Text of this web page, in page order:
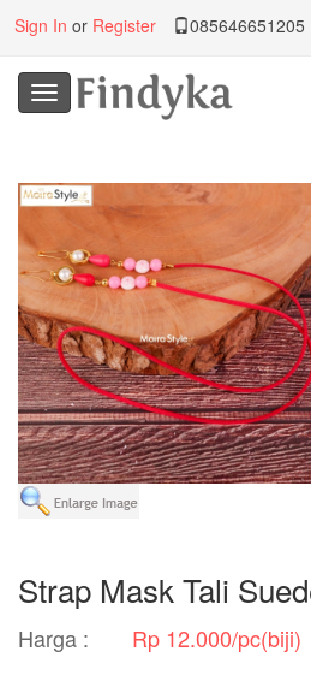
Sign In or Register 085646651205
Strap Mask Tali
Harga :
Rp 12.000/pc(biji)